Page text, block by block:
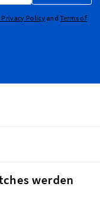
Privacy PolicyandTerms of
werden